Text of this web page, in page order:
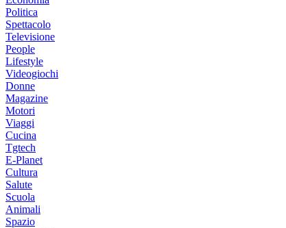
Politica
Spettacolo
Televisione
People
Lifestyle
Videogiochi
Donne
Magazine
Motori
Viaggi
Cucina
Tgtech
E-Planet
Cultura
Salute
Scuola
Animali
Spazio